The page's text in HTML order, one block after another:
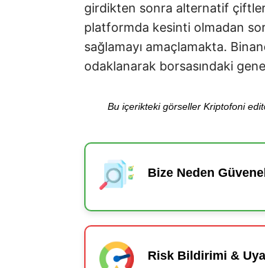
girdikten sonra alternatif
platformda kesinti olmadan
sağlamayı amaçlamakta.
odaklanarak borsasındaki
Bu içerikteki görseller Kriptofoni
Bize Neden
Risk Bildirimi &